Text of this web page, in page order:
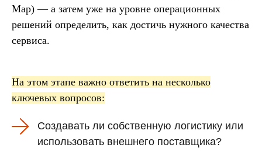
Map) — а затем уже на уровне операционных
решений определить, как достичь нужного качества
сервиса.
На этом этапе важно ответить на несколько
ключевых вопросов:
Создавать ли собственную логистику или
использовать внешнего поставщика?